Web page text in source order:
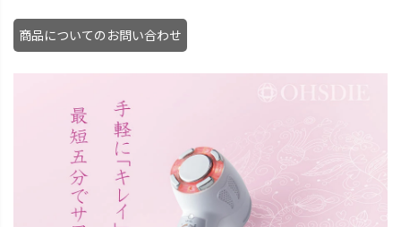
商品についてのお問い合わせ